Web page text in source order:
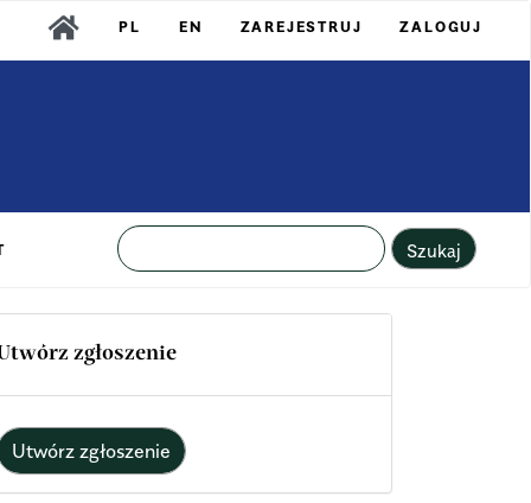
PL EN ZAREJESTRUJ ZALOGUJ
Szukaj
zgłoszenie
Utwórz zgłoszenie